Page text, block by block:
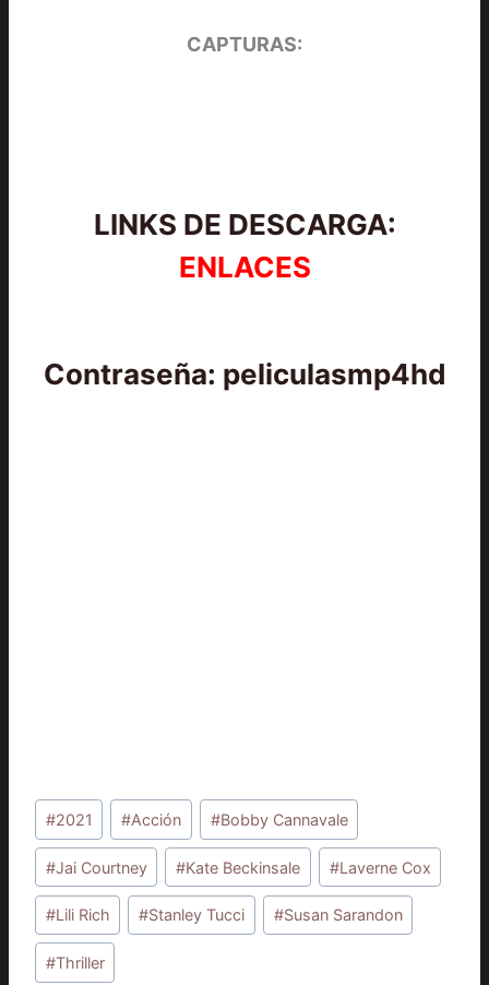
CAPTURAS:
LINKS DE DESCARGA:
ENLACES
Contraseña: peliculasmp4hd
Etiquetas
de
la
entrada:
#2021 #Acción #Bobby Cannavale
#Jai Courtney #Kate Beckinsale #Laverne Cox
#Lili Rich #Stanley Tucci #Susan Sarandon
#Thriller